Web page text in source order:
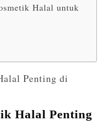
Halal untuk
Halal Penting